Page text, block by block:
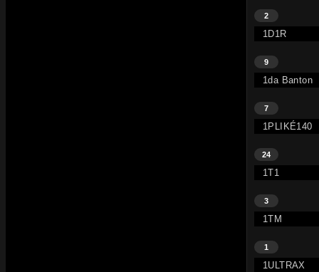
2
1D1R
9
1da Banton
7
1PLIKÉ140
24
1T1
3
1TM
1
1ULTRAX